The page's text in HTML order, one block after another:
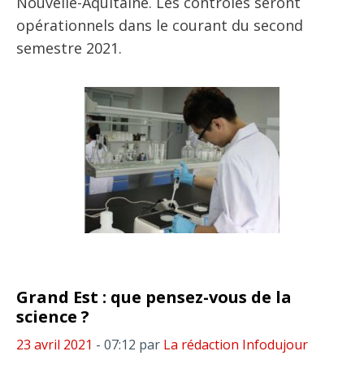
opérationnels dans le courant du second
semestre 2021.
Grand Est : que pensez-vous de la
science ?
23 avril 2021 - 07:12 par La rédaction Infodujour